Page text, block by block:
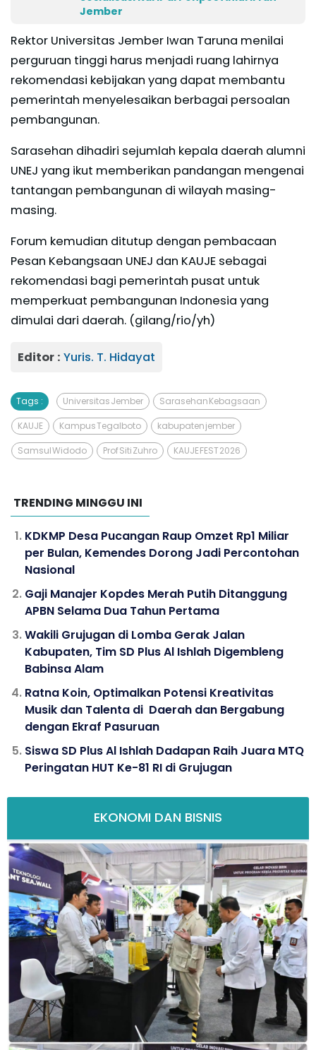
Jember
Rektor Universitas Jember Iwan Taruna menilai
perguruan tinggi harus menjadi ruang lahirnya
rekomendasi kebijakan yang dapat membantu
pemerintah menyelesaikan berbagai persoalan
pembangunan.
Sarasehan dihadiri sejumlah kepala daerah alumni
UNEJ yang ikut memberikan pandangan mengenai
tantangan pembangunan di wilayah masing-
masing.
Forum kemudian ditutup dengan pembacaan
Pesan Kebangsaan UNEJ dan KAUJE sebagai
rekomendasi bagi pemerintah pusat untuk
memperkuat pembangunan Indonesia yang
dimulai dari daerah. (gilang/rio/yh)
Editor : Yuris. T. Hidayat
Tags : Universitas Jember Sarasehan Kebagsaan
KAUJE Kampus Tegalboto kabupaten jember
Samsul Widodo Prof Siti Zuhro KAUJE FEST 2026
TRENDING MINGGU INI
KDKMP Desa Pucangan Raup Omzet Rp1 Miliar
per Bulan, Kemendes Dorong Jadi Percontohan
Nasional
Gaji Manajer Kopdes Merah Putih Ditanggung
APBN Selama Dua Tahun Pertama
Wakili Grujugan di Lomba Gerak Jalan
Kabupaten, Tim SD Plus Al Ishlah Digembleng
Babinsa Alam
Ratna Koin, Optimalkan Potensi Kreativitas
Musik dan Talenta di Daerah dan Bergabung
dengan Ekraf Pasuruan
Siswa SD Plus Al Ishlah Dadapan Raih Juara MTQ
Peringatan HUT Ke-81 RI di Grujugan
EKONOMI DAN BISNIS